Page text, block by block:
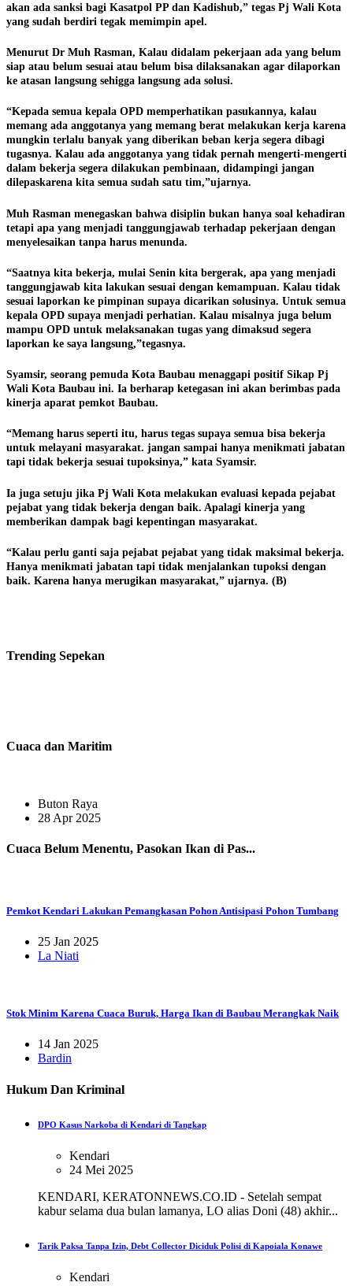
akan ada sanksi bagi Kasatpol PP dan Kadishub,” tegas Pj Wali Kota
yang sudah berdiri tegak memimpin apel.
Menurut Dr Muh Rasman, Kalau didalam pekerjaan ada yang belum
siap atau belum sesuai atau belum bisa dilaksanakan agar dilaporkan
ke atasan langsung sehigga langsung ada solusi.
“Kepada semua kepala OPD memperhatikan pasukannya, kalau
memang ada anggotanya yang memang berat melakukan kerja karena
mungkin terlalu banyak yang diberikan beban kerja segera dibagi
tugasnya. Kalau ada anggotanya yang tidak pernah mengerti-mengerti
dalam bekerja segera dilakukan pembinaan, didampingi jangan
dilepaskarena kita semua sudah satu tim,”ujarnya.
Muh Rasman menegaskan bahwa disiplin bukan hanya soal kehadiran
tetapi apa yang menjadi tanggungjawab terhadap pekerjaan dengan
menyelesaikan tanpa harus menunda.
“Saatnya kita bekerja, mulai Senin kita bergerak, apa yang menjadi
tanggungjawab kita lakukan sesuai dengan kemampuan. Kalau tidak
sesuai laporkan ke pimpinan supaya dicarikan solusinya. Untuk semua
kepala OPD supaya menjadi perhatian. Kalau misalnya juga belum
mampu OPD untuk melaksanakan tugas yang dimaksud segera
laporkan ke saya langsung,”tegasnya.
Syamsir, seorang pemuda Kota Baubau menaggapi positif Sikap Pj
Wali Kota Baubau ini. Ia berharap ketegasan ini akan berimbas pada
kinerja aparat pemkot Baubau.
“Memang harus seperti itu, harus tegas supaya semua bisa bekerja
untuk melayani masyarakat. jangan sampai hanya menikmati jabatan
tapi tidak bekerja sesuai tupoksinya,” kata Syamsir.
Ia juga setuju jika Pj Wali Kota melakukan evaluasi kepada pejabat
pejabat yang tidak bekerja dengan baik. Apalagi kinerja yang
memberikan dampak bagi kepentingan masyarakat.
“Kalau perlu ganti saja pejabat pejabat yang tidak maksimal bekerja.
Hanya menikmati jabatan tapi tidak menjalankan tupoksi dengan
baik. Karena hanya merugikan masyarakat,” ujarnya. (B)
Trending Sepekan
Cuaca dan Maritim
Buton Raya
28 Apr 2025
Cuaca Belum Menentu, Pasokan Ikan di Pas...
Pemkot Kendari Lakukan Pemangkasan Pohon Antisipasi Pohon Tumbang
25 Jan 2025
La Niati
Stok Minim Karena Cuaca Buruk, Harga Ikan di Baubau Merangkak Naik
14 Jan 2025
Bardin
Hukum Dan Kriminal
DPO Kasus Narkoba di Kendari di Tangkap
Kendari
24 Mei 2025
KENDARI, KERATONNEWS.CO.ID - Setelah sempat
kabur selama dua bulan lamanya, LO alias Doni (48) akhir...
Tarik Paksa Tanpa Izin, Debt Collector Diciduk Polisi di Kapoiala Konawe
Kendari